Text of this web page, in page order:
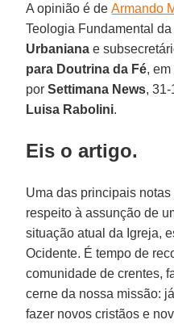
A opinião é deArmando
Teologia Fundamental da
Urbaniana e
para Doutrina da Fé,
porSettimana News,
Luisa Rabolini.
Eis o artigo.
Uma das principais
respeito à assunção de
situação atual da Igreja,
Ocidente. É tempo de
comunidade de crentes,
cerne da nossa missão:
fazer novos cristãos e